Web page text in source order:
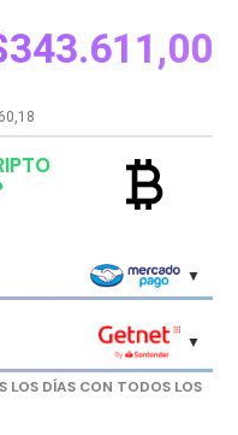
343.611,00
currency_bitcoin
LOS DÍAS CON TODOS LOS